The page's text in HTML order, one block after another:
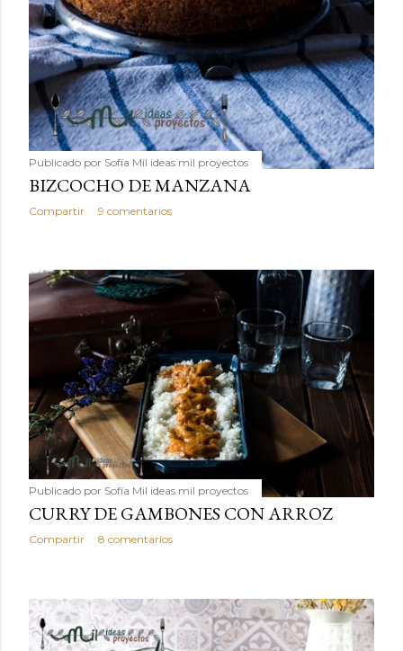
Publicado por Sofía Mil ideas mil proyectos
BIZCOCHO DE MANZANA
Compartir 9 comentarios
Publicado por Sofía Mil ideas mil proyectos
CURRY DE GAMBONES CON ARROZ
Compartir 8 comentarios